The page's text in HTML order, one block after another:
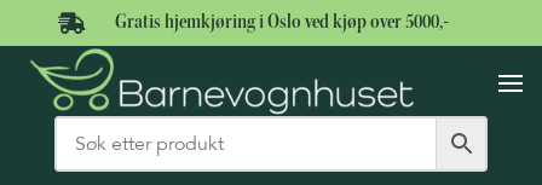
 Gratis hjemkjøring i Oslo ved kjøp over 5000,-